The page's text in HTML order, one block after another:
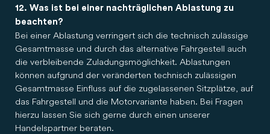
12. Was ist bei einer nachträglichen Ablastung zu
beachten?
Bei einer Ablastung verringert sich die technisch zulässige
Gesamtmasse und durch das alternative Fahrgestell auch
die verbleibende Zuladungsmöglichkeit. Ablastungen
können aufgrund der veränderten technisch zulässigen
Gesamtmasse Einfluss auf die zugelassenen Sitzplätze, auf
das Fahrgestell und die Motorvariante haben. Bei Fragen
hierzu lassen Sie sich gerne durch einen unserer
Handelspartner beraten.